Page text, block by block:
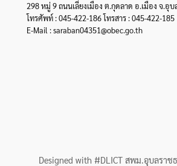
298 หมู่ 9 ถนนเลี่ยงเมือง ต.กุดลาด อ.เมือง จ.อุบ
โทรศัพท์ : 045-422-186 โทรสาร : 045-422-185
E-Mail : saraban04351@obec.go.th
Designed with #DLICT สพม.อุบลราช